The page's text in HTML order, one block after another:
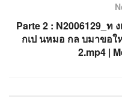
Parte 2 : N2006129_ท
กเป นหมอ กล บมาขอ
2.mp4 |